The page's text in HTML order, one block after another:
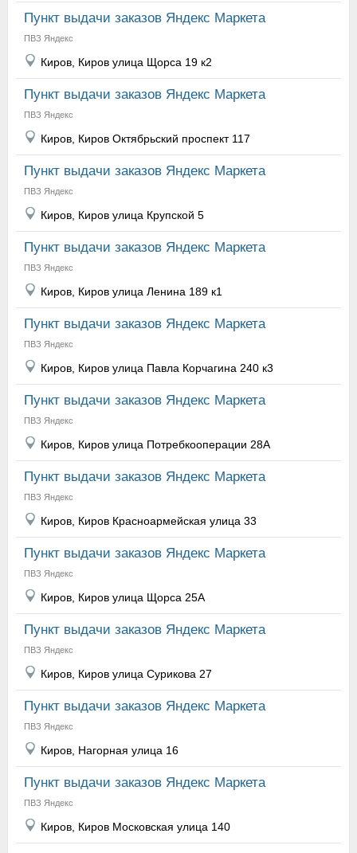
Пункт выдачи заказов Яндекс Маркета
ПВЗ Яндекс
Киров, Киров улица Щорса 19 к2
Пункт выдачи заказов Яндекс Маркета
ПВЗ Яндекс
Киров, Киров Октябрьский проспект 117
Пункт выдачи заказов Яндекс Маркета
ПВЗ Яндекс
Киров, Киров улица Крупской 5
Пункт выдачи заказов Яндекс Маркета
ПВЗ Яндекс
Киров, Киров улица Ленина 189 к1
Пункт выдачи заказов Яндекс Маркета
ПВЗ Яндекс
Киров, Киров улица Павла Корчагина 240 к3
Пункт выдачи заказов Яндекс Маркета
ПВЗ Яндекс
Киров, Киров улица Потребкооперации 28А
Пункт выдачи заказов Яндекс Маркета
ПВЗ Яндекс
Киров, Киров Красноармейская улица 33
Пункт выдачи заказов Яндекс Маркета
ПВЗ Яндекс
Киров, Киров улица Щорса 25А
Пункт выдачи заказов Яндекс Маркета
ПВЗ Яндекс
Киров, Киров улица Сурикова 27
Пункт выдачи заказов Яндекс Маркета
ПВЗ Яндекс
Киров, Нагорная улица 16
Пункт выдачи заказов Яндекс Маркета
ПВЗ Яндекс
Киров, Киров Московская улица 140